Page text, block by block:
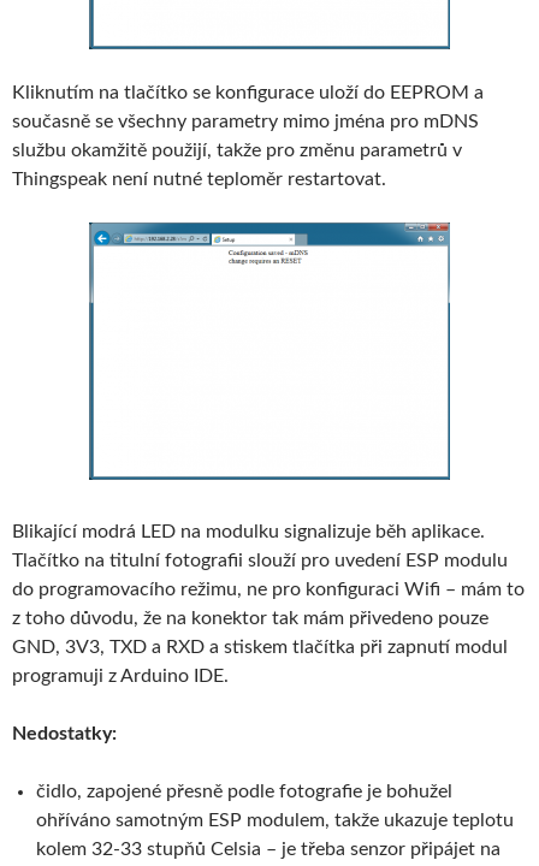
Kliknutím na tlačítko se konfigurace uloží do EEPROM a
současně se všechny parametry mimo jména pro mDNS
službu okamžitě použijí, takže pro změnu parametrů v
Thingspeak není nutné teploměr restartovat.
Blikající modrá LED na modulku signalizuje běh aplikace.
Tlačítko na titulní fotografii slouží pro uvedení ESP modulu
do programovacího režimu, ne pro konfiguraci Wifi – mám to
z toho důvodu, že na konektor tak mám přivedeno pouze
GND, 3V3, TXD a RXD a stiskem tlačítka při zapnutí modul
programuji z Arduino IDE.
Nedostatky:
čidlo, zapojené přesně podle fotografie je bohužel
ohříváno samotným ESP modulem, takže ukazuje teplotu
kolem 32-33 stupňů Celsia – je třeba senzor připájet na